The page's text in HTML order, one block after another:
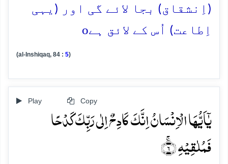
(اِنشقاق) بجا لائے گی اور (یہی
اِطاعت) اُس کے لائق ہےo
(al-Inshiqaq, 84 : 5)
Play Copy
یٰۤاَیُّہَا الۡاِنۡسَانُ اِنَّکَ کَادِحٌ اِلٰی رَبِّکَ کَدۡحًا
فَمُلٰقِیۡہِ ۚ﴿۶﴾